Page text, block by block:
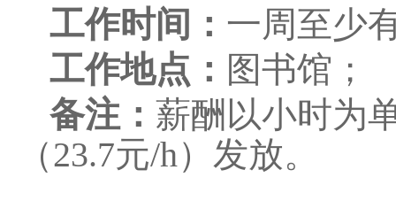
工作时间： 一周至少
工作地点： 图书馆；
备注： 薪酬以小时为
（23.7元/h）发放。